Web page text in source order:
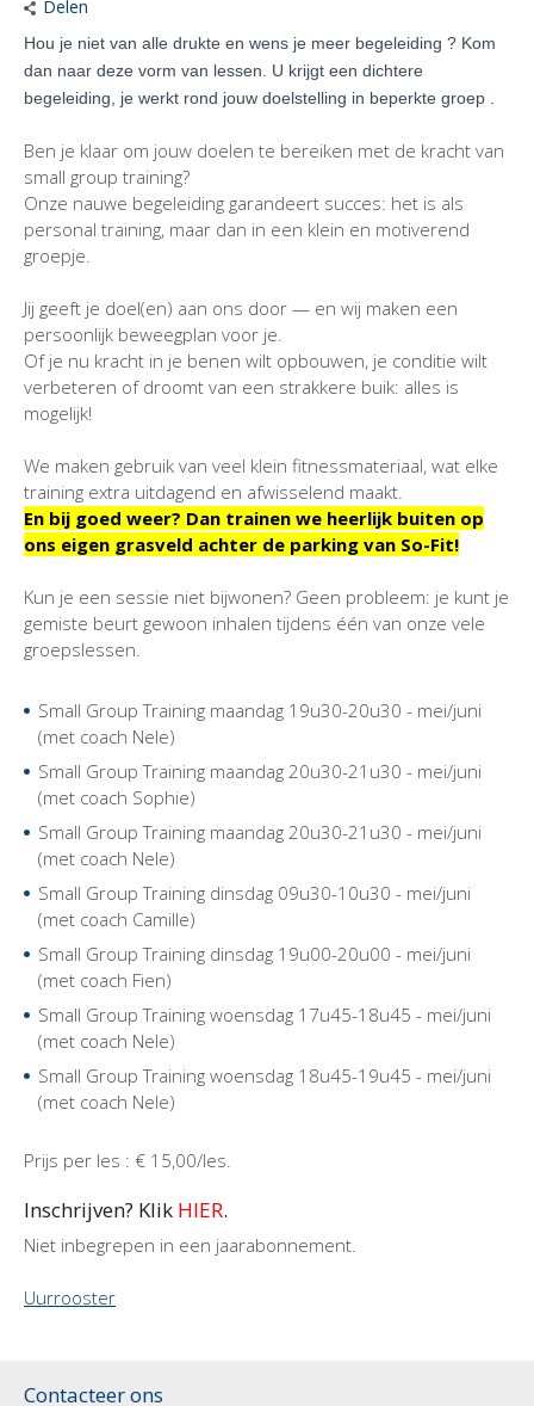
Delen
Hou je niet van alle drukte en wens je meer begeleiding ? Kom
dan naar deze vorm van lessen. U krijgt een dichtere
begeleiding, je werkt rond jouw doelstelling in beperkte groep .
Ben je klaar om jouw doelen te bereiken met de kracht van
small group training?
Onze nauwe begeleiding garandeert succes: het is als
personal training, maar dan in een klein en motiverend
groepje.
Jij geeft je doel(en) aan ons door — en wij maken een
persoonlijk beweegplan voor je.
Of je nu kracht in je benen wilt opbouwen, je conditie wilt
verbeteren of droomt van een strakkere buik: alles is
mogelijk!
We maken gebruik van veel klein fitnessmateriaal, wat elke
training extra uitdagend en afwisselend maakt.
En bij goed weer? Dan trainen we heerlijk buiten op
ons eigen grasveld achter de parking van So-Fit!
Kun je een sessie niet bijwonen? Geen probleem: je kunt je
gemiste beurt gewoon inhalen tijdens één van onze vele
groepslessen.
Small Group Training maandag 19u30-20u30 - mei/juni
(met coach Nele)
Small Group Training maandag 20u30-21u30 - mei/juni
(met coach Sophie)
Small Group Training maandag 20u30-21u30 - mei/juni
(met coach Nele)
Small Group Training dinsdag 09u30-10u30 - mei/juni
(met coach Camille)
Small Group Training dinsdag 19u00-20u00 - mei/juni
(met coach Fien)
Small Group Training woensdag 17u45-18u45 - mei/juni
(met coach Nele)
Small Group Training woensdag 18u45-19u45 - mei/juni
(met coach Nele)
Prijs per les : € 15,00/les.
Inschrijven? Klik HIER.
Niet inbegrepen in een jaarabonnement.
Uurrooster
Contacteer ons